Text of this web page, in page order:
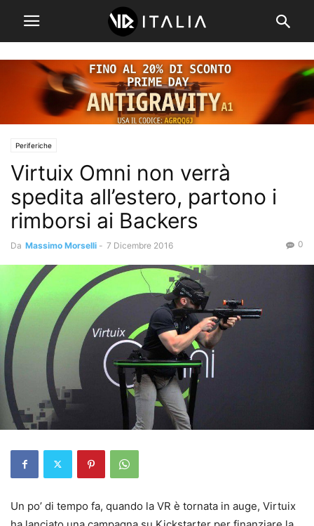
Periferiche
Virtuix Omni non verrà
spedita all’estero, partono i
rimborsi ai Backers
Da Massimo Morselli - 7 Dicembre 2016 0
Un po’ di tempo fa, quando la VR è tornata in auge, Virtuix